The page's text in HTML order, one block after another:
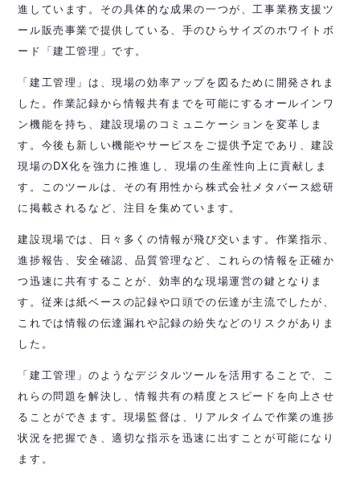
進しています。その具体的な成果の一つが、工事業務支援ツ
ール販売事業で提供している、手のひらサイズのホワイトボ
ード「建工管理」です。
「建工管理」は、現場の効率アップを図るために開発されま
した。作業記録から情報共有までを可能にするオールインワ
ン機能を持ち、建設現場のコミュニケーションを変革しま
す。今後も新しい機能やサービスをご提供予定であり、建設
現場のDX化を強力に推進し、現場の生産性向上に貢献しま
す。このツールは、その有用性から株式会社メタバース総研
に掲載されるなど、注目を集めています。
建設現場では、日々多くの情報が飛び交います。作業指示、
進捗報告、安全確認、品質管理など、これらの情報を正確か
つ迅速に共有することが、効率的な現場運営の鍵となりま
す。従来は紙ベースの記録や口頭での伝達が主流でしたが、
これでは情報の伝達漏れや記録の紛失などのリスクがありま
した。
「建工管理」のようなデジタルツールを活用することで、こ
れらの問題を解決し、情報共有の精度とスピードを向上させ
ることができます。現場監督は、リアルタイムで作業の進捗
状況を把握でき、適切な指示を迅速に出すことが可能になり
ます。